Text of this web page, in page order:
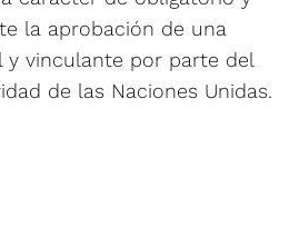
la aprobación de una
y vinculante por parte del
de las Naciones Unidas.